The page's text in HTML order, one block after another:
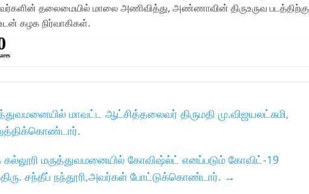
தலைமையில் மாலை அணிவித்து, அண்ணாவின் திருஉருவ படத்திற்கு
கழக நிர்வாகிகள்.
மாவட்ட ஆட்சித்தலைவர்‌ திருமதி மு.விஜயலட்சுமி,
மருத்துவமனையில்‌ கோவிஷ்ல்ட்‌ எனப்படும்‌ கோவிட்‌-19
சந்தீப்‌ நந்தூரி,அவர்கள்‌ போட்டுக்கொண்டார்‌. →